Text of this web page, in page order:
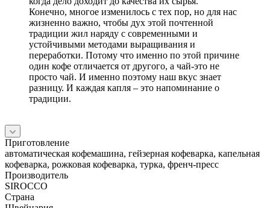
Конечно, многое изменилось с тех пор, но для нас
жизненно важно, чтобы дух этой почтенной
традиции жил наряду с современными и
устойчивыми методами выращивания и
переработки. Потому что именно по этой причине
один кофе отличается от другого, а чай-это не
просто чай. И именно поэтому наш вкус знает
разницу. И каждая капля – это напоминание о
традиции.
Приготовление
автоматическая кофемашина, гейзерная кофеварка, капельная
кофеварка, рожковая кофеварка, турка, френч-пресс
Производитель
SIROCCO
Страна